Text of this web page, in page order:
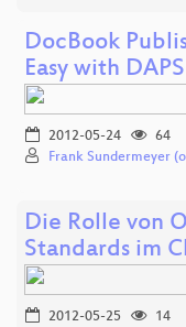
DocBook
Easy with DAPS
2012-05-24
64
Frank Sundermeyer
Die Rolle von
Standards im
2012-05-25
14